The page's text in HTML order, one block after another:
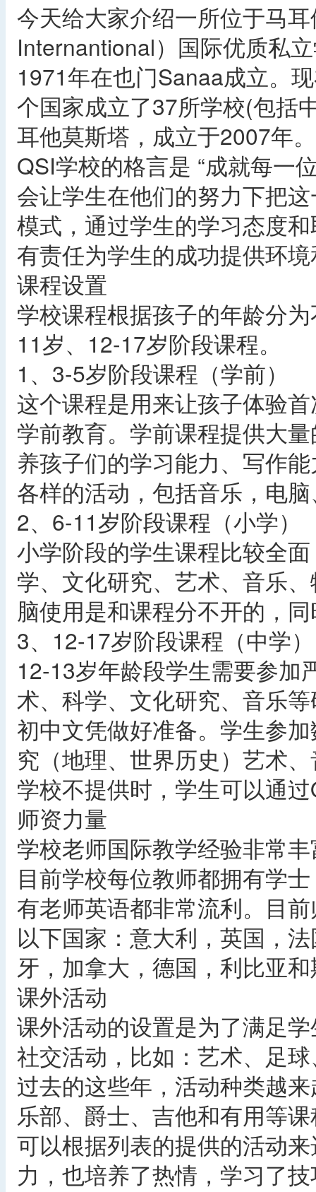
今天给大家介绍一所位于马
Internantional）国际优质私
1971年在也门Sanaa成立。
个国家成立了37所学校(包括
耳他莫斯塔，成立于2007年。
QSI学校的格言是 “成就每一
会让学生在他们的努力下把
模式，通过学生的学习态度
有责任为学生的成功提供环
课程设置
学校课程根据孩子的年龄分
11岁、12-17岁阶段课程。
1、3-5岁阶段课程（学前）
这个课程是用来让孩子体验
学前教育。学前课程提供大
养孩子们的学习能力、写作
各样的活动，包括音乐，电
2、6-11岁阶段课程（小学）
小学阶段的学生课程比较全
学、文化研究、艺术、音乐
脑使用是和课程分不开的，
3、12-17岁阶段课程（中学）
12-13岁年龄段学生需要参加
术、科学、文化研究、音乐
初中文凭做好准备。学生参
究（地理、世界历史）艺术
学校不提供时，学生可以通
师资力量
学校老师国际教学经验非常
目前学校每位教师都拥有学
有老师英语都非常流利。目
以下国家：意大利，英国，
牙，加拿大，德国，利比亚
课外活动
课外活动的设置是为了满足
社交活动，比如：艺术、足
过去的这些年，活动种类越
乐部、爵士、吉他和有用等
可以根据列表的提供的活动
力，也培养了热情，学习了